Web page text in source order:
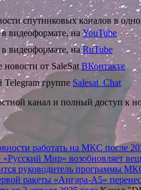
спутниковых каналов в
видеоформате, наYouTube
видеоформате, наRuTube
от SaleSat ВКонтакте
группе Salesat_Chat
канал и полный доступ к
работать на МКС после
Мир» возобновляет
руководитель программы
ракеты «Ангара-А5»